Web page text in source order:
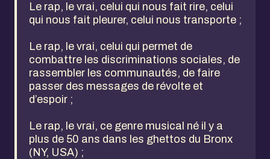
Le rap, le vrai, celui qui nous fait rire, celui
qui nous fait pleurer, celui nous transporte ;
Le rap, le vrai, celui qui permet de
combattre les discriminations sociales, de
rassembler les communautés, de faire
passer des messages de révolte et
d’espoir ;
Le rap, le vrai, ce genre musical né il y a
plus de 50 ans dans les ghettos du Bronx
(NY, USA) ;